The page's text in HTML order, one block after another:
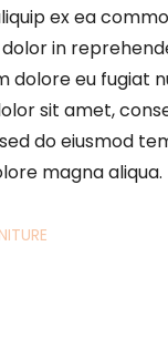
ex ea
dolor in
dolore eu fugiat
sit amet,
do eiusmod
magna aliqua.